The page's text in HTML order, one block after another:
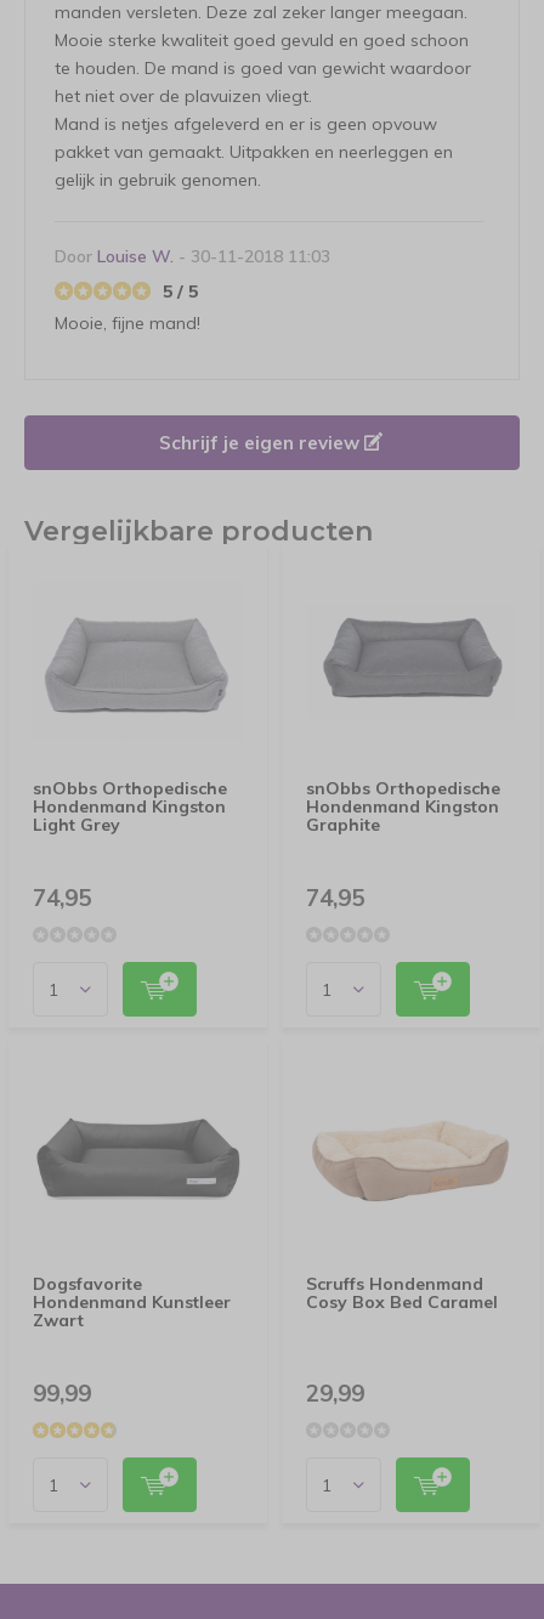
manden versleten. Deze zal zeker langer meegaan.
Mooie sterke kwaliteit goed gevuld en goed schoon
te houden. De mand is goed van gewicht waardoor
het niet over de plavuizen vliegt.
Mand is netjes afgeleverd en er is geen opvouw
pakket van gemaakt. Uitpakken en neerleggen en
gelijk in gebruik genomen.
Door Louise W. - 30-11-2018 11:03
5 / 5
Mooie, fijne mand!
Schrijf je eigen review
Vergelijkbare producten
snObbs Orthopedische
Hondenmand Kingston
Light Grey
74,95
snObbs Orthopedische
Hondenmand Kingston
Graphite
74,95
Dogsfavorite
Hondenmand Kunstleer
Zwart
99,99
Scruffs Hondenmand
Cosy Box Bed Caramel
29,99